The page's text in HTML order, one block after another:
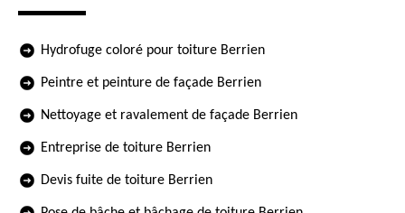
Hydrofuge coloré pour toiture Berrien
Peintre et peinture de façade Berrien
Nettoyage et ravalement de façade Berrien
Entreprise de toiture Berrien
Devis fuite de toiture Berrien